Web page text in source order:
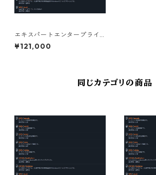
エキスパートエンタープライ
ズサブスクリプションライセ
ンス 1年 法人（過去3年平均年
¥121,000
同じカテゴリの商品